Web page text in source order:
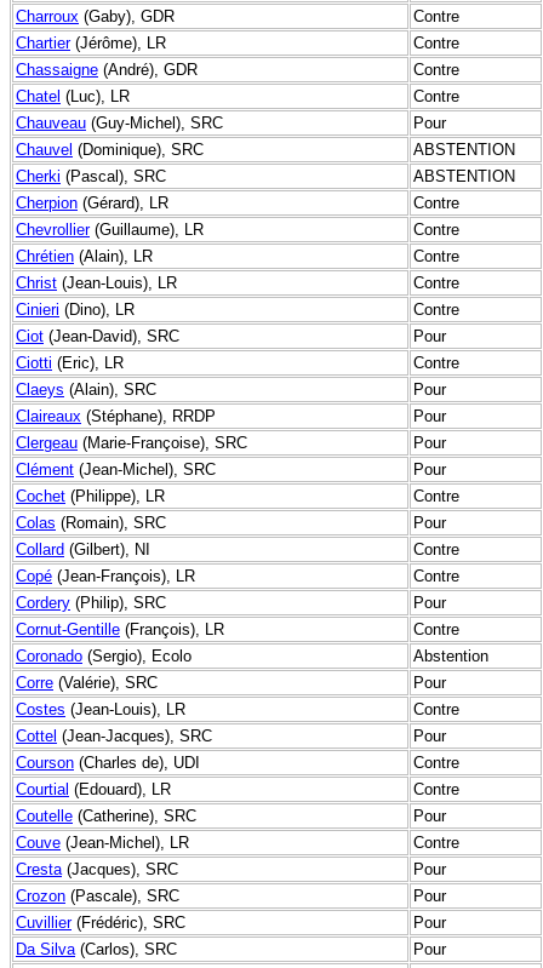
Charroux (Gaby), GDR
Contre
Chartier(Jérôme), LR
Contre
Chassaigne (André), GDR
Contre
Chatel (Luc), LR
Contre
Chauveau (Guy-Michel), SRC
Pour
Chauvel (Dominique), SRC
ABSTENTION
Cherki (Pascal), SRC
ABSTENTION
Cherpion (Gérard), LR
Contre
Chevrollier(Guillaume), LR
Contre
Chrétien (Alain), LR
Contre
Christ (Jean-Louis), LR
Contre
Cinieri (Dino), LR
Contre
Ciot (Jean-David), SRC
Pour
Ciotti (Eric), LR
Contre
Claeys (Alain), SRC
Pour
Claireaux (Stéphane), RRDP
Pour
Clergeau (Marie-Françoise), SRC
Pour
Clément (Jean-Michel), SRC
Pour
Cochet (Philippe), LR
Contre
Colas (Romain), SRC
Pour
Collard (Gilbert), NI
Contre
Copé (Jean-François), LR
Contre
Cordery (Philip), SRC
Pour
Cornut-Gentille (François), LR
Contre
Coronado (Sergio), Ecolo
Abstention
Corre (Valérie), SRC
Pour
Costes (Jean-Louis), LR
Contre
Cottel (Jean-Jacques), SRC
Pour
Courson (Charles de), UDI
Contre
Courtial (Edouard), LR
Contre
Coutelle (Catherine), SRC
Pour
Couve (Jean-Michel), LR
Contre
Cresta(Jacques), SRC
Pour
Crozon (Pascale), SRC
Pour
Cuvillier(Frédéric), SRC
Pour
Da Silva(Carlos), SRC
Pour